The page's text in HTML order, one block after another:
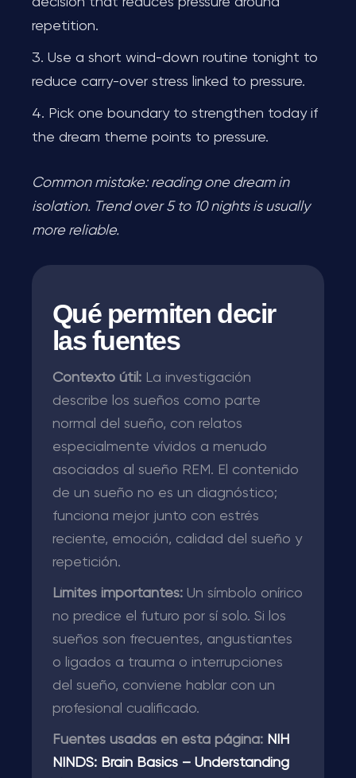
repetition.
Use a short wind-down routine tonight to
reduce carry-over stress linked to pressure.
Pick one boundary to strengthen today if
the dream theme points to pressure.
Common mistake: reading one dream in
isolation. Trend over 5 to 10 nights is usually
more reliable.
Qué permiten decir
las fuentes
Contexto útil: La investigación
describe los sueños como parte
normal del sueño, con relatos
especialmente vívidos a menudo
asociados al sueño REM. El contenido
de un sueño no es un diagnóstico;
funciona mejor junto con estrés
reciente, emoción, calidad del sueño y
repetición.
Límites importantes: Un símbolo onírico
no predice el futuro por sí solo. Si los
sueños son frecuentes, angustiantes
o ligados a trauma o interrupciones
del sueño, conviene hablar con un
profesional cualificado.
Fuentes usadas en esta página: NIH
NINDS: Brain Basics – Understanding